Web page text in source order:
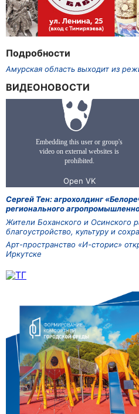
Подробности
Амурская область выходит из
ВИДЕОНОВОСТИ
Сергей Тен: агрохолдинг
регионального
Жители Боханского и Осинского
благоустройство, культуру и
Арт-пространство «И-сторис»
Иркутске